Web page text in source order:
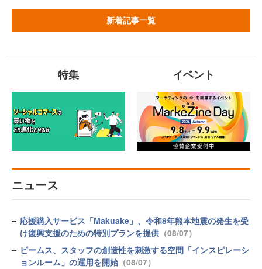
新着記事一覧
特集 イベント
ニュース
応援購入サービス「Makuake」、令和8年熊本地震の発生を受
け復興支援のための特別プランを提供 （08/07）
ビームス、スタッフの創造性を刺激する空間「インスピレーシ
ョンルーム」の運用を開始 （08/07）